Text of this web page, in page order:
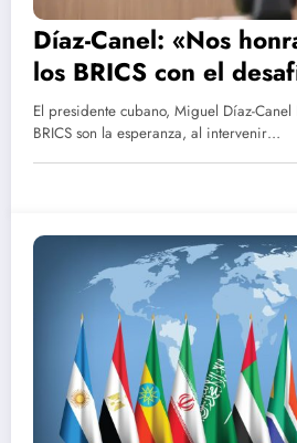
Díaz-Canel: «Nos
los BRICS con el
y aprender»
El presidente cubano, Miguel Díaz-
BRICS son la esperanza, al intervenir…